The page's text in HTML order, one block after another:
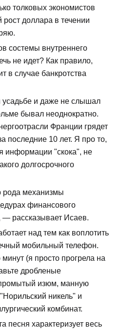
толковых экономистов
доллара в течении
состемы внутреннего
не идет? Как правило,
в случае банкротства
усадьбе и даже не слышал
бывал неоднократно.
Франции грядет
последние 10 лет. Я про то,
информации "скока", не
долгосрочного
рода механизмы
финансового
— рассказывает Исаев.
над тем как воплотить
мобильный телефон.
(я просто прогрела на
дробленые
изюм, манную
никель" и
комбинат.
песня характеризует весь